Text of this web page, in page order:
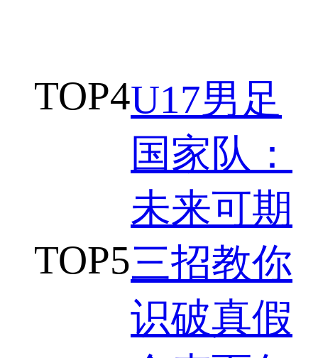
TOP4U17男足
国家队：
未来可期
TOP5三招教你
识破真假